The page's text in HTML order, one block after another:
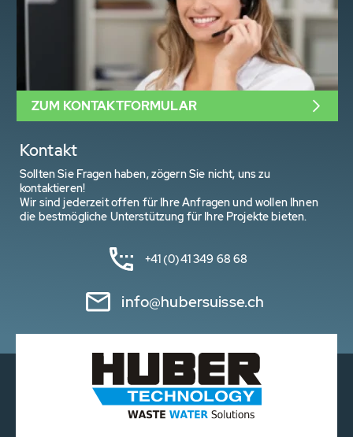
Kontakt
Sollten Sie Fragen haben, zögern Sie nicht, uns zu
kontaktieren!
Wir sind jederzeit offen für Ihre Anfragen und wollen Ihnen
die bestmögliche Unterstützung für Ihre Projekte bieten.
+41 (0)41 349 68 68
info@hubersuisse.ch
ZUM KONTAKTFORMULAR